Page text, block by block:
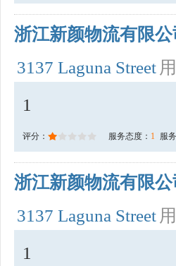
浙江新颜物流有限公
3137 Laguna Street
1
评分： 服务态度： 1 服
浙江新颜物流有限公
3137 Laguna Street
1